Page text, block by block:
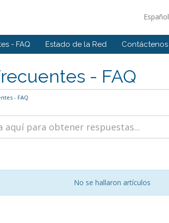
Español
- FAQ Estado de la Red Contáctenos
- FAQ
- FAQ
No se hallaron artículos